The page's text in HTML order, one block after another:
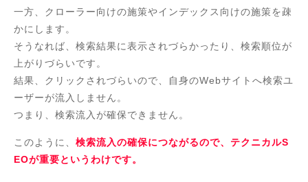
一方、クローラー向けの施策やインデックス向けの施策を疎
かにします。
そうなれば、検索結果に表示されづらかったり、検索順位が
上がりづらいです。
結果、クリックされづらいので、自身のWebサイトへ検索ユ
ーザーが流入しません。
つまり、検索流入が確保できません。
このように、 検索流入の確保につながるので、テクニカルS
EOが重要というわけです。